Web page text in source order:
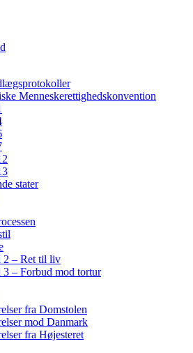
Menneskerettighedskonvention
stater
2 – Ret til liv
– Forbud mod tortur
fra Domstolen
mod Danmark
fra Højesteret